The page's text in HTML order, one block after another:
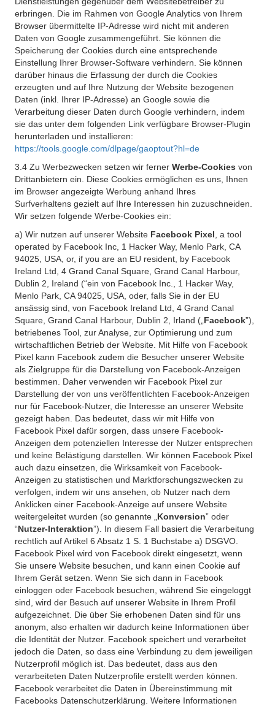
erbringen. Die im Rahmen von Google Analytics von Ihrem
Browser übermittelte IP-Adresse wird nicht mit anderen
Daten von Google zusammengeführt. Sie können die
Speicherung der Cookies durch eine entsprechende
Einstellung Ihrer Browser-Software verhindern. Sie können
darüber hinaus die Erfassung der durch die Cookies
erzeugten und auf Ihre Nutzung der Website bezogenen
Daten (inkl. Ihrer IP-Adresse) an Google sowie die
Verarbeitung dieser Daten durch Google verhindern, indem
sie das unter dem folgenden Link verfügbare Browser-Plugin
herunterladen und installieren:
https://tools.google.com/dlpage/gaoptout?hl=de
3.4 Zu Werbezwecken setzen wir ferner Werbe-Cookies von
Drittanbietern ein. Diese Cookies ermöglichen es uns, Ihnen
im Browser angezeigte Werbung anhand Ihres
Surfverhaltens gezielt auf Ihre Interessen hin zuzuschneiden.
Wir setzen folgende Werbe-Cookies ein:
a) Wir nutzen auf unserer Website Facebook Pixel , a tool
operated by Facebook Inc, 1 Hacker Way, Menlo Park, CA
94025, USA, or, if you are an EU resident, by Facebook
Ireland Ltd, 4 Grand Canal Square, Grand Canal Harbour,
Dublin 2, Ireland (“ein von Facebook Inc., 1 Hacker Way,
Menlo Park, CA 94025, USA, oder, falls Sie in der EU
ansässig sind, von Facebook Ireland Ltd, 4 Grand Canal
Square, Grand Canal Harbour, Dublin 2, Irland („ Facebook”),
betriebenes Tool, zur Analyse, zur Optimierung und zum
wirtschaftlichen Betrieb der Website. Mit Hilfe von Facebook
Pixel kann Facebook zudem die Besucher unserer Website
als Zielgruppe für die Darstellung von Facebook-Anzeigen
bestimmen. Daher verwenden wir Facebook Pixel zur
Darstellung der von uns veröffentlichten Facebook-Anzeigen
nur für Facebook-Nutzer, die Interesse an unserer Website
gezeigt haben. Das bedeutet, dass wir mit Hilfe von
Facebook Pixel dafür sorgen, dass unsere Facebook-
Anzeigen dem potenziellen Interesse der Nutzer entsprechen
und keine Belästigung darstellen. Wir können Facebook Pixel
auch dazu einsetzen, die Wirksamkeit von Facebook-
Anzeigen zu statistischen und Marktforschungszwecken zu
verfolgen, indem wir uns ansehen, ob Nutzer nach dem
Anklicken einer Facebook-Anzeige auf unsere Website
weitergeleitet wurden (so genannte „ Konversion” oder
“Nutzer-Interaktion”). In diesem Fall basiert die Verarbeitung
rechtlich auf Artikel 6 Absatz 1 S. 1 Buchstabe a) DSGVO.
Facebook Pixel wird von Facebook direkt eingesetzt, wenn
Sie unsere Website besuchen, und kann einen Cookie auf
Ihrem Gerät setzen. Wenn Sie sich dann in Facebook
einloggen oder Facebook besuchen, während Sie eingeloggt
sind, wird der Besuch auf unserer Website in Ihrem Profil
aufgezeichnet. Die über Sie erhobenen Daten sind für uns
anonym, also erhalten wir dadurch keine Informationen über
die Identität der Nutzer. Facebook speichert und verarbeitet
jedoch die Daten, so dass eine Verbindung zu dem jeweiligen
Nutzerprofil möglich ist. Das bedeutet, dass aus den
verarbeiteten Daten Nutzerprofile erstellt werden können.
Facebook verarbeitet die Daten in Übereinstimmung mit
Facebooks Datenschutzerklärung. Weitere Informationen